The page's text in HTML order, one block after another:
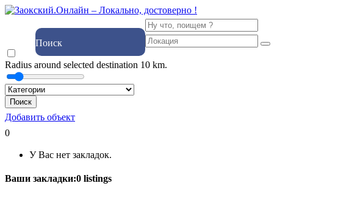
Поиск
Radius around selected destination 10 km.
Поиск
Добавить объект
0
У Вас нет закладок.
Ваши закладки:0 listings